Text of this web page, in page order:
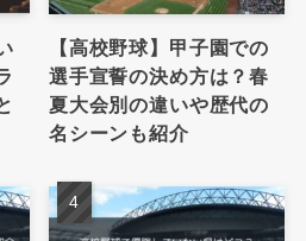
【高校野球】甲子園での
選手宣誓の決め方は？春
夏大会別の違いや歴代の
名シーンも紹介